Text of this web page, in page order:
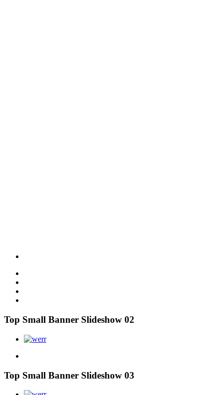
Top Small Banner Slideshow 02
Top Small Banner Slideshow 03